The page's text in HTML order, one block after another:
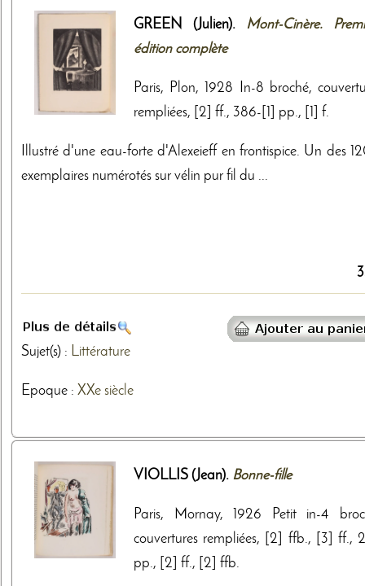
GREEN (Julien). Mont-Cinère.
édition complète
Paris, Plon, 1928 In-8 broché,
rempliées, [2] ff., 386-[1] pp., [1] f.
Illustré d'une eau-forte d'Alexeieff en frontispice. Un des
exemplaires numérotés sur vélin pur fil du ...
Sujet(s) : Littérature
Epoque : XXe siècle
VIOLLIS (Jean). Bonne-fille
Paris, Mornay, 1926 Petit in-4
couvertures rempliées, [2] ffb., [3] ff.,
pp., [2] ff., [2] ffb.